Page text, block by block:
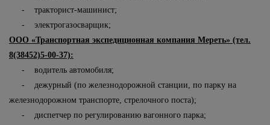
- тракторист-машинист;
- электрогазосварщик;
ООО «Транспортная экспедиционная компания Мереть» (тел.
8(38452)5-00-37):
- водитель автомобиля;
- дежурный (по железнодорожной станции, по парку на
железнодорожном транспорте, стрелочного поста);
- диспетчер по регулированию вагонного парка;